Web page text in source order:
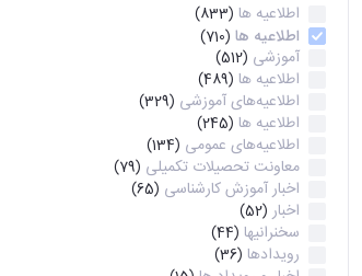
اطلاعیه ها (833)
اطلاعیه ها (710)
آموزشی (512)
اطلاعیه ها (489)
اطلاعیه‌های‌ آموزشی (329)
اطلاعیه ها (245)
اطلاعیه‌های عمومی (134)
معاونت تحصیلات تکمیلی (79)
اخبار آموزش کارشناسی (65)
اخبار (52)
سخنرانیها (44)
رویدادها (36)